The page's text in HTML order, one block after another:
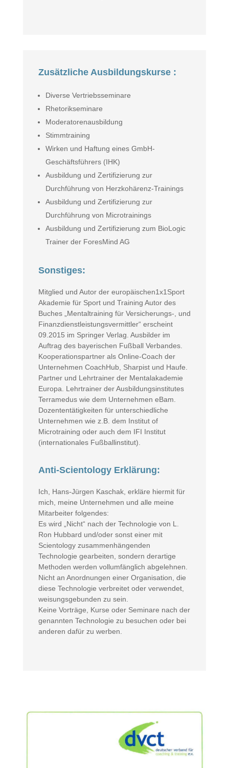
Zusätzliche Ausbildungskurse :
Diverse Vertriebsseminare
Rhetorikseminare
Moderatorenausbildung
Stimmtraining
Wirken und Haftung eines GmbH-
Geschäftsführers (IHK)
Ausbildung und Zertifizierung zur
Durchführung von Herzkohärenz-Trainings
Ausbildung und Zertifizierung zur
Durchführung von Microtrainings
Ausbildung und Zertifizierung zum BioLogic
Trainer der ForesMind AG
Sonstiges:
Mitglied und Autor der europäischen1x1Sport
Akademie für Sport und Training Autor des
Buches „Mentaltraining für Versicherungs-, und
Finanzdienstleistungsvermittler“ erscheint
09.2015 im Springer Verlag. Ausbilder im
Auftrag des bayerischen Fußball Verbandes.
Kooperationspartner als Online-Coach der
Unternehmen CoachHub, Sharpist und Haufe.
Partner und Lehrtrainer der Mentalakademie
Europa. Lehrtrainer der Ausbildungsinstitutes
Terramedus wie dem Unternehmen eBam.
Dozententätigkeiten für unterschiedliche
Unternehmen wie z.B. dem Institut of
Microtraining oder auch dem IFI Institut
(internationales Fußballinstitut).
Anti-Scientology Erklärung:
Ich, Hans-Jürgen Kaschak, erkläre hiermit für
mich, meine Unternehmen und alle meine
Mitarbeiter folgendes:
Es wird „Nicht“ nach der Technologie von L.
Ron Hubbard und/oder sonst einer mit
Scientology zusammenhängenden
Technologie gearbeiten, sondern derartige
Methoden werden vollumfänglich abgelehnen.
Nicht an Anordnungen einer Organisation, die
diese Technologie verbreitet oder verwendet,
weisungsgebunden zu sein.
Keine Vorträge, Kurse oder Seminare nach der
genannten Technologie zu besuchen oder bei
anderen dafür zu werben.